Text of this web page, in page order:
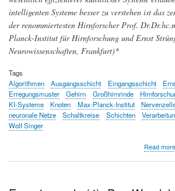
intelligenten Systeme besser zu verstehen ist das
der renommiertesten Hirnforscher Prof.
Planck-Institut für Hirnforschung und Ernst
Neurowissenschaften, Frankfurt)*
Tags
Algorithmen
Ausgangsschicht Eingangsschicht
Erregungsmuster
Gehirn Großhirnrinde
KI-Systeme
Knoten Max-Planck-Institut
neuronale Netze
Schaltkreise Schichten
Wolf Singer
Read more